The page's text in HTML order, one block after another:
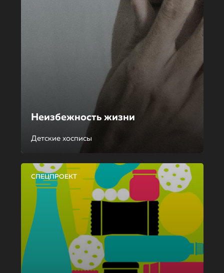
Неизбежность жизни
Детские хосписы
СПЕЦПРОЕКТ